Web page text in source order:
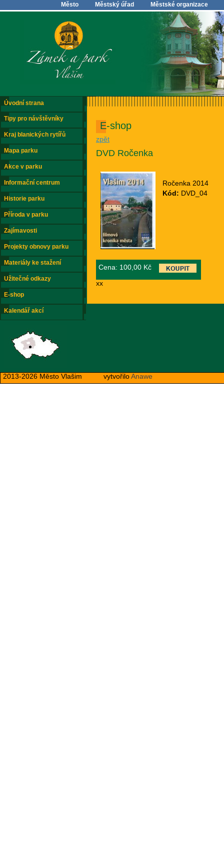
Město Městský úřad Městské organizace
E-shop
zpět
DVD Ročenka
Ročenka 2014
Kód: DVD_04
Cena: 100,00 Kč
xx
Úvodní strana
Tipy pro návštěvníky
Kraj blanických rytířů
Mapa parku
Akce v parku
Informační centrum
Historie parku
Příroda v parku
Zajímavosti
Projekty obnovy parku
Materiály ke stažení
Užitečné odkazy
E-shop
Kalendář akcí
2013-2026 Město Vlašim vytvořilo Anawe